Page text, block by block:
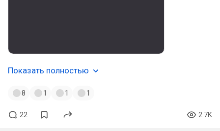
Показать полностью
8 1 1 1
22 2.7K